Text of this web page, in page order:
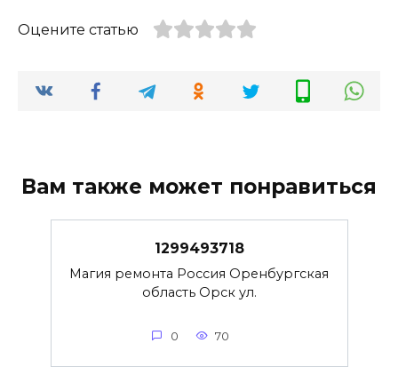
Оцените статью
Вам также может понравиться
1299493718
Магия ремонта Россия Оренбургская
область Орск ул.
0 70